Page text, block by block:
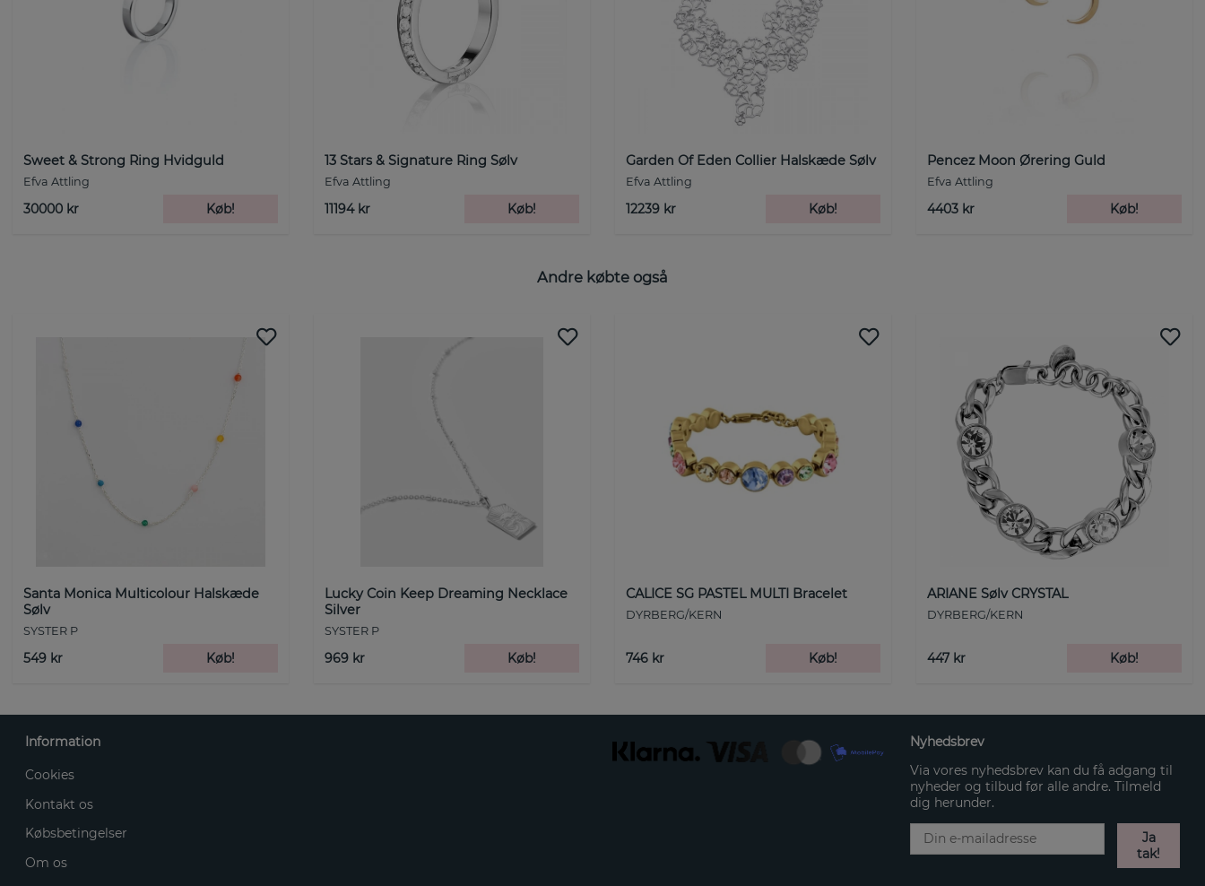
Sweet & Strong Ring Hvidguld
Efva Attling
30000 kr Køb!
13 Stars & Signature Ring Sølv
Efva Attling
11194 kr Køb!
Garden Of Eden Collier Halskæde Sølv
Efva Attling
12239 kr Køb!
Pencez Moon Ørering Guld
Efva Attling
4403 kr Køb!
Andre købte også
Santa Monica Multicolour Halskæde
Sølv
SYSTER P
549 kr Køb!
Lucky Coin Keep Dreaming Necklace
Silver
SYSTER P
969 kr Køb!
CALICE SG PASTEL MULTI Bracelet
DYRBERG/KERN
746 kr Køb!
ARIANE Sølv CRYSTAL
DYRBERG/KERN
447 kr Køb!
Information
Cookies
Kontakt os
Købsbetingelser
Om os
Nyhedsbrev
Via vores nyhedsbrev kan du få adgang til
nyheder og tilbud før alle andre. Tilmeld
dig herunder.
Ja
tak!